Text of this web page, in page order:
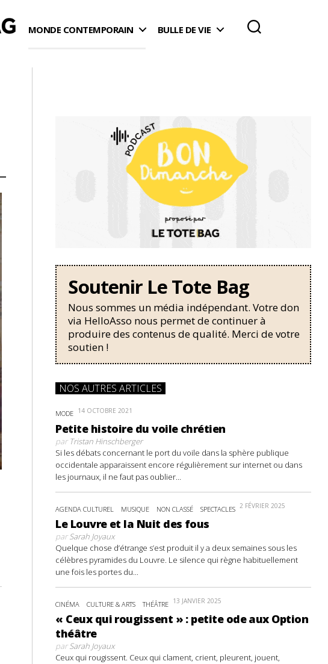
MONDE CONTEMPORAIN BULLE DE VIE
Soutenir Le Tote Bag
Nous sommes un média indépendant. Votre don
via HelloAsso nous permet de continuer à
produire des contenus de qualité. Merci de votre
soutien !
NOS AUTRES ARTICLES
MODE 14 OCTOBRE 2021
Petite histoire du voile chrétien
parTristan Hinschberger
Si les débats concernant le port du voile dans la sphère publique
occidentale apparaissent encore régulièrement sur internet ou dans
les journaux, il ne faut pas oublier...
AGENDA CULTUREL MUSIQUE NON CLASSÉ SPECTACLES 2 FÉVRIER 2025
Le Louvre et la Nuit des fous
parSarah Joyaux
Quelque chose d’étrange s’est produit il y a deux semaines sous les
célèbres pyramides du Louvre. Le silence qui règne habituellement
une fois les portes du...
CINÉMA CULTURE & ARTS THÉÂTRE 13 JANVIER 2025
« Ceux qui rougissent » : petite ode aux Option
théâtre
parSarah Joyaux
Ceux qui rougissent. Ceux qui clament, crient, pleurent, jouent,